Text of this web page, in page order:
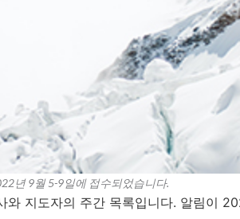
년 9월 5-9일에 접수되었습니다.
지도자의 주간 목록입니다. 알림이